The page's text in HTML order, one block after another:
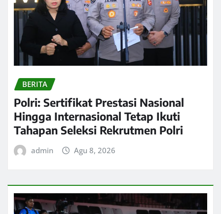
BERITA
Polri: Sertifikat Prestasi Nasional
Hingga Internasional Tetap Ikuti
Tahapan Seleksi Rekrutmen Polri
admin Agu 8, 2026